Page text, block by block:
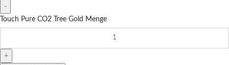
Touch Pure CO2 Tree Gold Menge